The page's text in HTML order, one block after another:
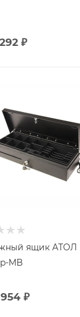
₽
ящик АТОЛ
MB
₽